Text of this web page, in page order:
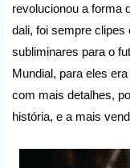
revolucionou a forma
dali, foi sempre
subliminares para o
Mundial, para eles
com mais detalhes,
história, e a mais